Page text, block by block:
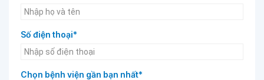
Số điện thoại*
Chọn bệnh viện gần bạn nhất*